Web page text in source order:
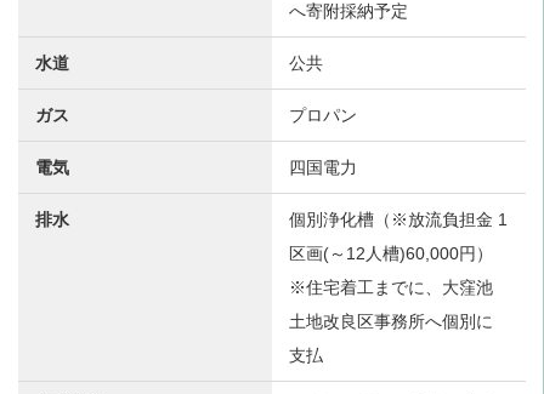
へ寄附採納予定
水道 公共
ガス プロパン
電気 四国電力
排水
個別浄化槽（※放流負担金 1
区画(～12人槽)60,000円）
※住宅着工までに、大窪池
土地改良区事務所へ個別に
支払